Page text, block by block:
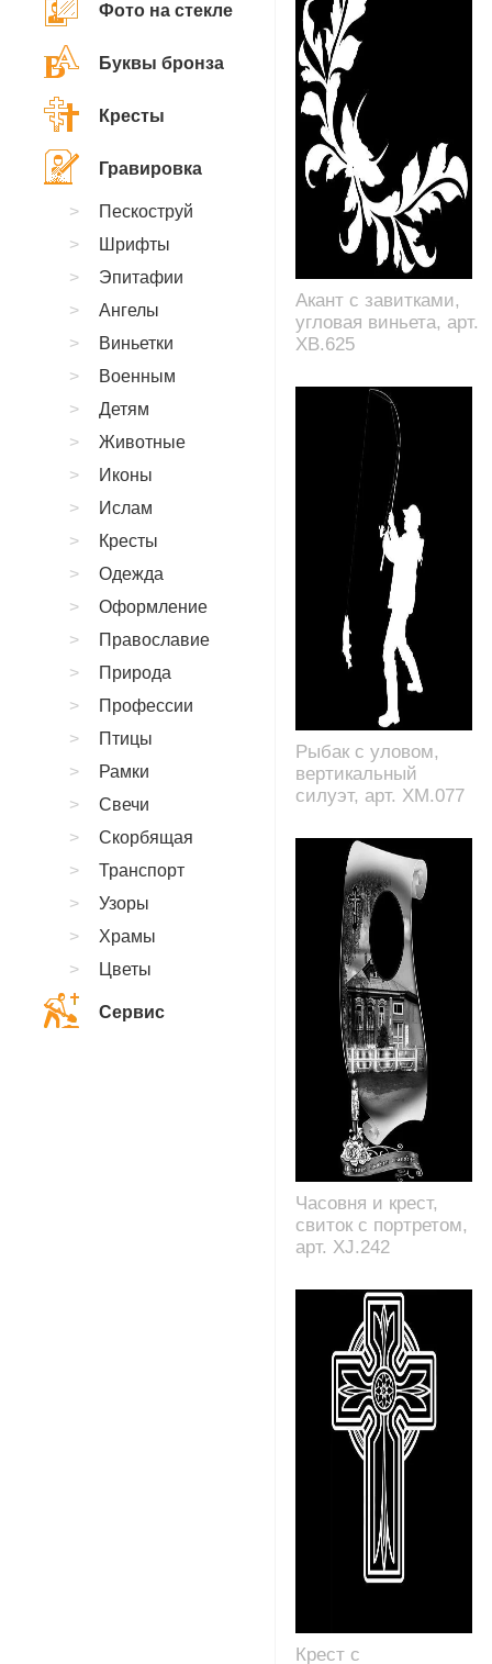
Акант с завитками,
угловая виньета, арт.
XB.625
Рыбак с уловом,
вертикальный
силуэт, арт. XM.077
Часовня и крест,
свиток с портретом,
арт. XJ.242
Крест с
Фото на стекле
Буквы бронза
Кресты
Гравировка
Пескоструй
Шрифты
Эпитафии
Ангелы
Виньетки
Военным
Детям
Животные
Иконы
Ислам
Кресты
Одежда
Оформление
Православие
Природа
Профессии
Птицы
Рамки
Свечи
Скорбящая
Транспорт
Узоры
Храмы
Цветы
Сервис